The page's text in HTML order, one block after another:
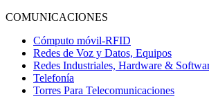
COMUNICACIONES
Cómputo móvil-RFID
Redes de Voz y Datos, Equipos
Redes Industriales, Hardware &
Telefonía
Torres Para Telecomunicaciones